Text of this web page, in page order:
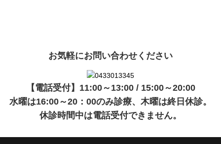
お気軽にお問い合わせください
【電話受付】11:00～13:00 / 15:00～20:00
水曜は16:00～20：00のみ診療、木曜は終日休診。
休診時間中は電話受付できません。